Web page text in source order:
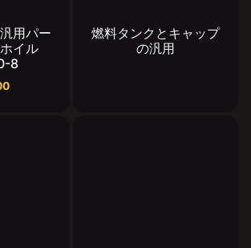
用パー
イル
8
燃料タンクとキャップ
の汎用